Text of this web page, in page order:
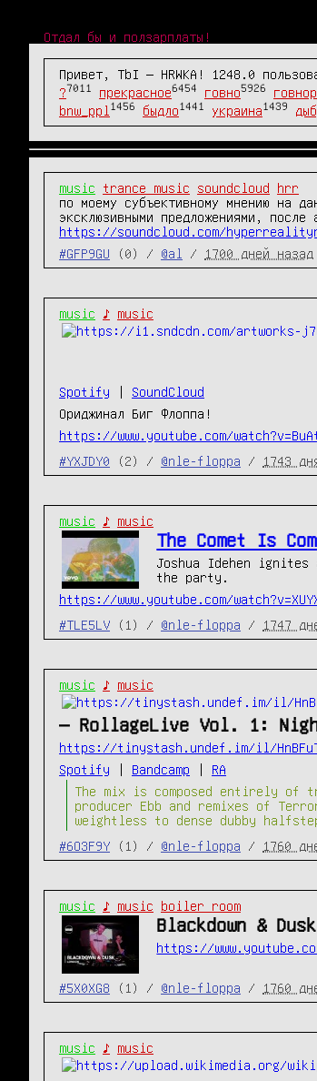
Отдал бы и ползарплаты!
Привет, TbI — HRWKA! 1248.0
?7011 прекрасное6454 говно5926
bnw_ppl 1456 быдло1441 украина1439
music trance music soundcloud
hrr
по моему субъективному мнению на
https://soundcloud.com/
#GFP9GU
(0) / @al / 1700 дней назад
music ♪ music
Spotify
SoundCloud
Ориджинал Биг Флоппа!
https://www.youtube.com/
#YXJDY0
(2) / @nle-floppa / 1743
music ♪ music
The Comet Is
Joshua Idehen
the party.
https://www.youtube.com/
#TLE5LV
(1) / @nle-floppa / 1747
music ♪ music
— RollageLive Vol. 1:
https://tinystash.undef.im/il/
Spotify
Bandcamp
RA
The mix is composed entirely of
producer Ebb and remixes of
weightless to dense dubby
#6O3F9Y
(1) / @nle-floppa / 1760
music ♪ music boiler room
Blackdown &
https://
#5X0XG8 (1) / @nle-floppa / 1760
music ♪ music